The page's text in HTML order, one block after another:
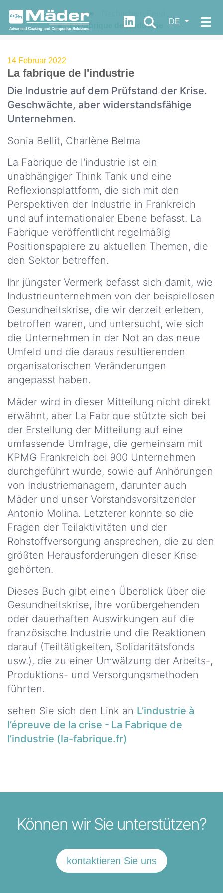
WIRD
SIND
Unsere
DNA
Unsere
Unsere
Geschichte
Unsere
Strategie
Unsere
Zahlen
Unsere
HSE
und
F&E
richtlinien
Unser
Engagement
Zertifizierungen
Unsere
Niederlassungen
WELCHE
LACKE UND
COMPOSITE
LÖSUNGEN?
Unsere
Märkte
Lacke
und
Verbundwerkstoffe
Unsere
Märkte
Harze
und
Additive
Unsere
Serviceleistungen
SIE
WOLLEN
ZU UNS
KOMMEN?
WAS
KONTAKTIEREN
Let's
progress
together
FDS
Access
Neuigkeiten
Rechtliche
Hinweise
DSGVO
Kredit
https://fr.linkedin.com/
DE
Startseite
La fabrique de l'industrie
14 Februar 2022
La fabrique de l'industrie
Die Industrie auf dem Prüfstand der Krise.
Geschwächte, aber widerstandsfähige
Unternehmen.
Sonia Bellit, Charlène Belma
La Fabrique de l'industrie ist ein
unabhängiger Think Tank und eine
Reflexionsplattform, die sich mit den
Perspektiven der Industrie in Frankreich
und auf internationaler Ebene befasst. La
Fabrique veröffentlicht regelmäßig
Positionspapiere zu aktuellen Themen, die
den Sektor betreffen.
Ihr jüngster Vermerk befasst sich damit, wie
Industrieunternehmen von der beispiellosen
Gesundheitskrise, die wir derzeit erleben,
betroffen waren, und untersucht, wie sich
die Unternehmen in der Not an das neue
Umfeld und die daraus resultierenden
organisatorischen Veränderungen
angepasst haben.
Mäder wird in dieser Mitteilung nicht direkt
erwähnt, aber La Fabrique stützte sich bei
der Erstellung der Mitteilung auf eine
umfassende Umfrage, die gemeinsam mit
KPMG Frankreich bei 900 Unternehmen
durchgeführt wurde, sowie auf Anhörungen
von Industriemanagern, darunter auch
Mäder und unser Vorstandsvorsitzender
Antonio Molina. Letzterer konnte so die
Fragen der Teilaktivitäten und der
Rohstoffversorgung ansprechen, die zu den
größten Herausforderungen dieser Krise
gehörten.
Dieses Buch gibt einen Überblick über die
Gesundheitskrise, ihre vorübergehenden
oder dauerhaften Auswirkungen auf die
französische Industrie und die Reaktionen
darauf (Teiltätigkeiten, Solidaritätsfonds
usw.), die zu einer Umwälzung der Arbeits-,
Produktions- und Versorgungsmethoden
führten.
sehen Sie sich den Link an L’industrie à
l’épreuve de la crise - La Fabrique de
l’industrie (la-fabrique.fr)
Können wir Sie unterstützen?
kontaktieren Sie uns